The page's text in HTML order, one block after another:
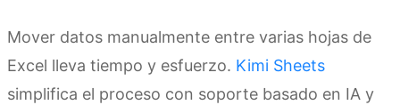
Mover datos manualmente entre varias hojas de
Excel lleva tiempo y esfuerzo. Kimi Sheets
simplifica el proceso con soporte basado en IA y